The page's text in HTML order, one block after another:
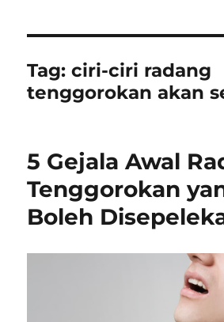
Tag:ciri-ciri radang
tenggorokan akan
5 Gejala Awal
Tenggorokan
Boleh